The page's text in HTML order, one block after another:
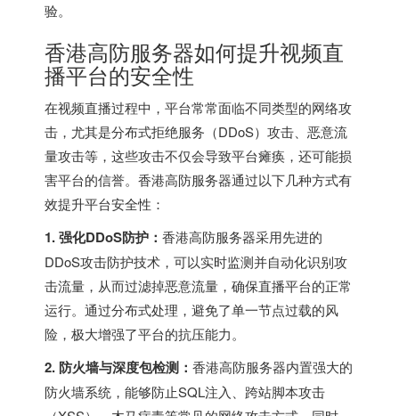
验。
香港高防服务器如何提升视频直
播平台的安全性
在视频直播过程中，平台常常面临不同类型的网络攻
击，尤其是分布式拒绝服务（DDoS）攻击、恶意流
量攻击等，这些攻击不仅会导致平台瘫痪，还可能损
害平台的信誉。香港高防服务器通过以下几种方式有
效提升平台安全性：
1. 强化DDoS防护： 香港高防服务器采用先进的
DDoS攻击防护技术，可以实时监测并自动化识别攻
击流量，从而过滤掉恶意流量，确保直播平台的正常
运行。通过分布式处理，避免了单一节点过载的风
险，极大增强了平台的抗压能力。
2. 防火墙与深度包检测： 香港高防服务器内置强大的
防火墙系统，能够防止SQL注入、跨站脚本攻击